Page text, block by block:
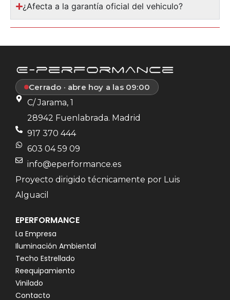
¿Afecta a la garantía oficial del vehiculo?
Cerrado · abre hoy a las 09:00
C/ Jarama, 1
28942 Fuenlabrada. Madrid
917 370 444
603 04 59 09
info@eperformance.es
Proyecto dirigido técnicamente por Luis
Alguacil
EPERFORMANCE
La Empresa
Iluminación Ambiental
Techo Estrellado
Reequipamiento
Vinilado
Contacto